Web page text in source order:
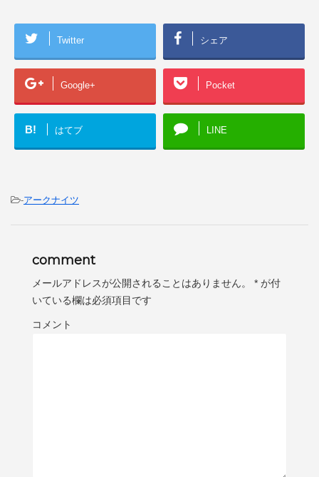
Twitter シェア
Google+ Pocket
B! はてブ LINE
-アークナイツ
comment
メールアドレスが公開されることはありません。 * が付
いている欄は必須項目です
コメント